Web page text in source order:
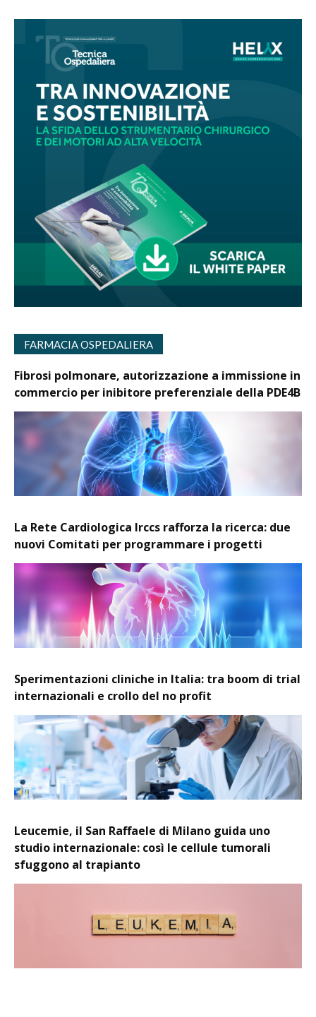
FARMACIA OSPEDALIERA
Fibrosi polmonare, autorizzazione a immissione in
commercio per inibitore preferenziale della PDE4B
La Rete Cardiologica Irccs rafforza la ricerca: due
nuovi Comitati per programmare i progetti
Sperimentazioni cliniche in Italia: tra boom di trial
internazionali e crollo del no profit
Leucemie, il San Raffaele di Milano guida uno
studio internazionale: così le cellule tumorali
sfuggono al trapianto